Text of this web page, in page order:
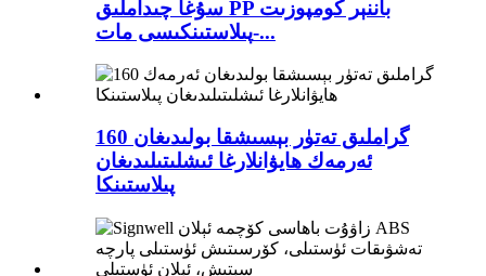
سۇغا چىداملىق PP باننېر كومپوزىت
پىلاستىنكىسى مات-...
160 گراملىق تەتۈر بېسىشقا بولىدىغان
ئەرمەك ھايۋانلارغا ئىشلىتىلىدىغان
پىلاستىنكا